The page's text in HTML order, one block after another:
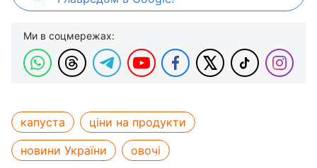
Ми в соцмережах:
капуста
ціни на продукти
новини України
овочі